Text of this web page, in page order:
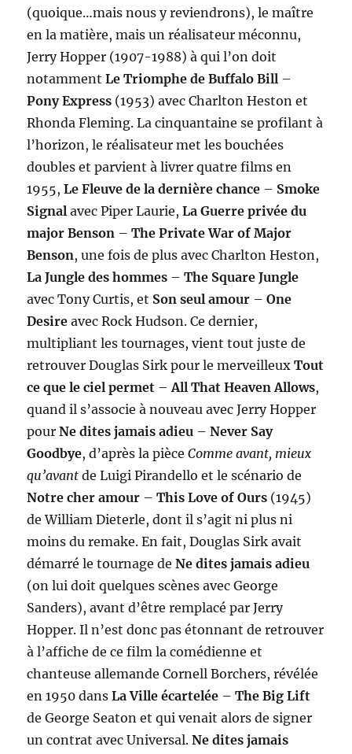
(quoique…mais nous y reviendrons), le maître
en la matière, mais un réalisateur méconnu,
Jerry Hopper (1907-1988) à qui l’on doit
notammentLe Triomphe de Buffalo Bill –
Pony Express (1953) avec Charlton Heston et
Rhonda Fleming. La cinquantaine se profilant à
l’horizon, le réalisateur met les bouchées
doubles et parvient à livrer quatre films en
1955,Le Fleuve de la dernière chance – Smoke
Signal avec Piper Laurie,La Guerre privée du
major Benson –The Private War of Major
Benson, une fois de plus avec Charlton Heston,
La Jungle des hommes –The Square Jungle
avec Tony Curtis, et Son seul amour –One
Desire avec Rock Hudson. Ce dernier,
multipliant les tournages, vient tout juste de
retrouver Douglas Sirk pour le merveilleuxTout
ce que le ciel permet –All That Heaven Allows,
quand il s’associe à nouveau avec Jerry Hopper
pourNe dites jamais adieu –Never Say
Goodbye, d’après la pièceComme avant, mieux
qu’avantde Luigi Pirandello et le scénario de
Notre cher amour –This Love of Ours (1945)
de William Dieterle, dont il s’agit ni plus ni
moins du remake. En fait, Douglas Sirk avait
démarré le tournage deNe dites jamais adieu
(on lui doit quelques scènes avec George
Sanders), avant d’être remplacé par Jerry
Hopper. Il n’est donc pas étonnant de retrouver
à l’affiche de ce film la comédienne et
chanteuse allemande Cornell Borchers, révélée
en 1950 dansLa Ville écartelée –The Big Lift
de George Seaton et qui venait alors de signer
un contrat avec Universal. Ne dites jamais